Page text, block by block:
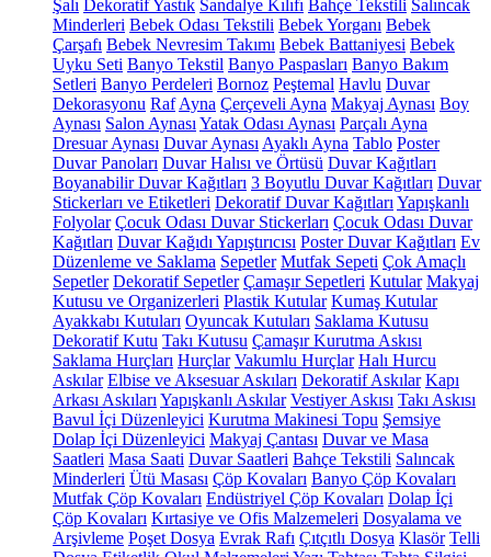
Şalı Dekoratif Yastık Sandalye Kılıfı Bahçe Tekstili Salıncak
Minderleri Bebek Odası Tekstili Bebek Yorganı Bebek
Çarşafı Bebek Nevresim Takımı Bebek Battaniyesi Bebek
Uyku Seti Banyo Tekstil Banyo Paspasları Banyo Bakım
Setleri Banyo Perdeleri Bornoz Peştemal Havlu Duvar
Dekorasyonu Raf Ayna Çerçeveli Ayna Makyaj Aynası Boy
Aynası Salon Aynası Yatak Odası Aynası Parçalı Ayna
Dresuar Aynası Duvar Aynası Ayaklı Ayna Tablo Poster
Duvar Panoları Duvar Halısı ve Örtüsü Duvar Kağıtları
Boyanabilir Duvar Kağıtları 3 Boyutlu Duvar Kağıtları Duvar
Stickerları ve Etiketleri Dekoratif Duvar Kağıtları Yapışkanlı
Folyolar Çocuk Odası Duvar Stickerları Çocuk Odası Duvar
Kağıtları Duvar Kağıdı Yapıştırıcısı Poster Duvar Kağıtları Ev
Düzenleme ve Saklama Sepetler Mutfak Sepeti Çok Amaçlı
Sepetler Dekoratif Sepetler Çamaşır Sepetleri Kutular Makyaj
Kutusu ve Organizerleri Plastik Kutular Kumaş Kutular
Ayakkabı Kutuları Oyuncak Kutuları Saklama Kutusu
Dekoratif Kutu Takı Kutusu Çamaşır Kurutma Askısı
Saklama Hurçları Hurçlar Vakumlu Hurçlar Halı Hurcu
Askılar Elbise ve Aksesuar Askıları Dekoratif Askılar Kapı
Arkası Askıları Yapışkanlı Askılar Vestiyer Askısı Takı Askısı
Bavul İçi Düzenleyici Kurutma Makinesi Topu Şemsiye
Dolap İçi Düzenleyici Makyaj Çantası Duvar ve Masa
Saatleri Masa Saati Duvar Saatleri Bahçe Tekstili Salıncak
Minderleri Ütü Masası Çöp Kovaları Banyo Çöp Kovaları
Mutfak Çöp Kovaları Endüstriyel Çöp Kovaları Dolap İçi
Çöp Kovaları Kırtasiye ve Ofis Malzemeleri Dosyalama ve
Arşivleme Poşet Dosya Evrak Rafı Çıtçıtlı Dosya Klasör Telli